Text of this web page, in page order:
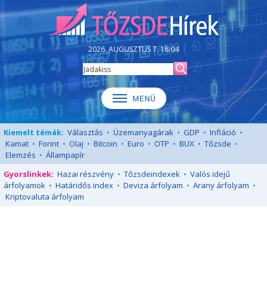
2026. AUGUSZTUS 7. 18:04
Kiemelt témák: Választás • Üzemanyagárak • GDP • Infláció •
Kamat • Forint • Olaj • Bitcoin • Euro • OTP • BUX • Tőzsde •
Elemzés • Állampapír
Gyorslinkek: Hazai részvény • Tőzsdeindexek • Valós idejű
árfolyamok • Határidős index • Deviza árfolyam • Arany árfolyam •
Kriptovaluta árfolyam